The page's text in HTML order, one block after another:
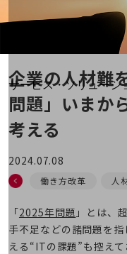
LGPF(Local Government
サービス・ソリューシ
サービス・ソリューシ
DXに関する課題を解決する
サービス・ソリューションをご
カテゴリーで探すTOP
クラウド・データセンター
電話・映像コミュニケーシ
企業の人材難
問題」 いまか
考える
2024.07.08
働き方改革 人
「2025年問題 」とは、
手不足などの諸問題を
える“ITの課題”も控え